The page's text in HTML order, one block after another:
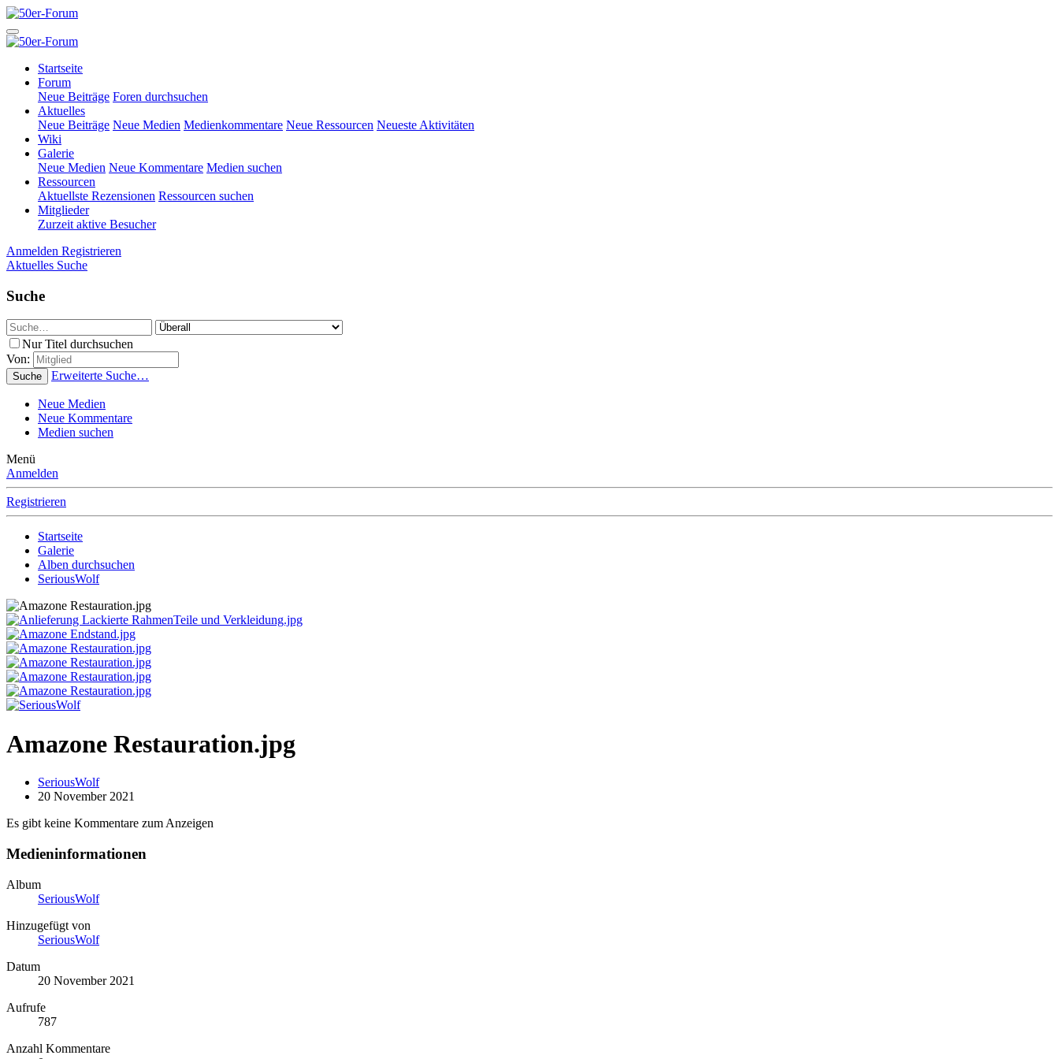
Startseite
Forum
Neue Beiträge Foren durchsuchen
Aktuelles
Neue Beiträge Neue Medien Medienkommentare Neue Ressourcen Neueste Aktivitäten
Wiki
Galerie
Neue Medien Neue Kommentare Medien suchen
Ressourcen
Aktuellste Rezensionen Ressourcen suchen
Mitglieder
Zurzeit aktive Besucher
Anmelden Registrieren
Aktuelles Suche
Suche
Nur Titel durchsuchen
Von:
Suche Erweiterte Suche…
Neue Medien
Neue Kommentare
Medien suchen
Menü
Anmelden
Registrieren
Startseite
Galerie
Alben durchsuchen
SeriousWolf
Amazone Restauration.jpg
SeriousWolf
20 November 2021
Es gibt keine Kommentare zum Anzeigen
Medieninformationen
Album
SeriousWolf
Hinzugefügt von
SeriousWolf
Datum
20 November 2021
Aufrufe
787
Anzahl Kommentare